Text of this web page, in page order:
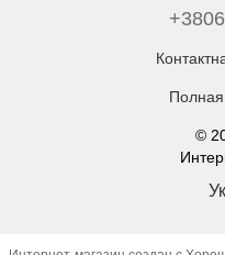
Полная
©